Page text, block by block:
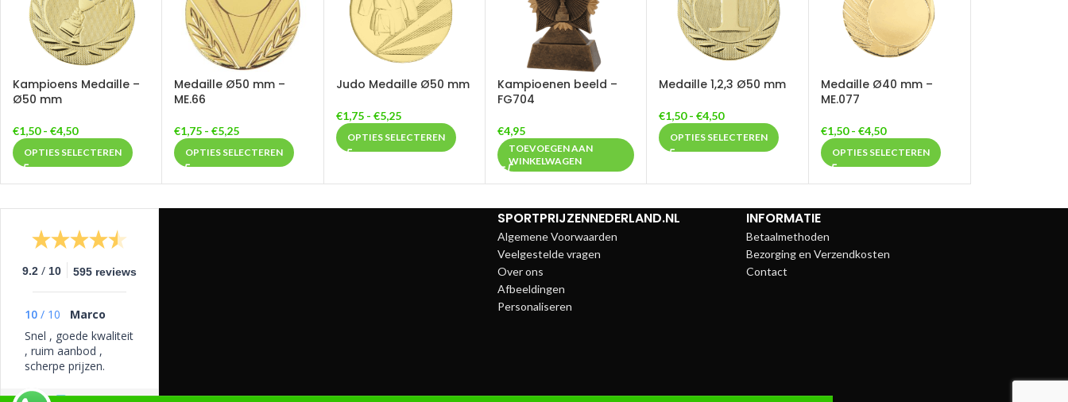
Kampioens Medaille –
Ø50 mm
€1,50 - €4,50
OPTIES SELECTEREN
Medaille Ø50 mm –
ME.66
€1,75 - €5,25
OPTIES SELECTEREN
Judo Medaille Ø50 mm
€1,75 - €5,25
OPTIES SELECTEREN
Kampioenen beeld –
FG704
€4,95
TOEVOEGEN AAN
WINKELWAGEN
Medaille 1,2,3 Ø50 mm
€1,50 - €4,50
OPTIES SELECTEREN
Medaille Ø40 mm –
ME.077
€1,50 - €4,50
OPTIES SELECTEREN
9.2 / 10 595 reviews
10 / 10
Marco
Snel , goede kwaliteit
, ruim aanbod ,
scherpe prijzen.
SPORTPRIJZENNEDERLAND.NL
Algemene Voorwaarden
Veelgestelde vragen
Over ons
Afbeeldingen
Personaliseren
INFORMATIE
Betaalmethoden
Bezorging en Verzendkosten
Contact